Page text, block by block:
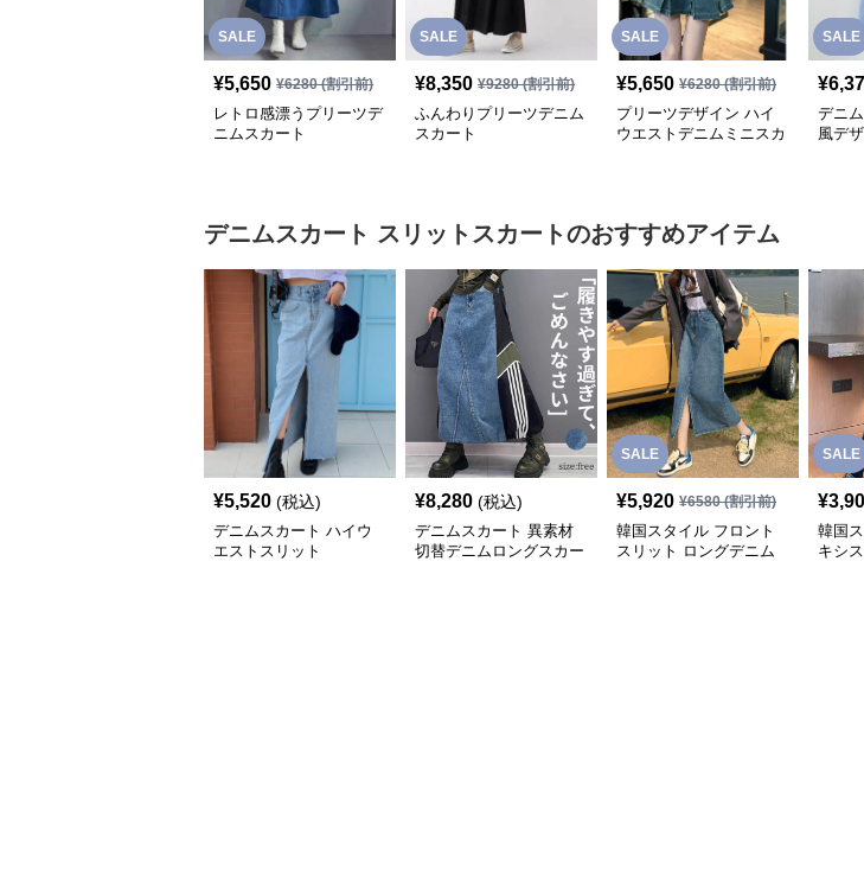
SALE
¥5,650 ¥6280(割引前)
レトロ感漂うプリーツデ
ニムスカート
SALE
¥8,350 ¥9280(割引前)
ふんわりプリーツデニム
スカート
SALE
¥5,650 ¥6280(割引前)
プリーツデザイン ハイ
ウエストデニムミニスカ
SALE
¥
デニ
風デ
デニムスカート スリットスカートのおすすめアイテム
¥5,520 (税込)
デニムスカート ハイウ
エストスリット
¥8,280 (税込)
デニムスカート 異素材
切替デニムロングスカー
SALE
¥5,920 ¥6580(割引前)
韓国スタイル フロント
スリット ロングデニム
SALE
¥
韓国
キシ